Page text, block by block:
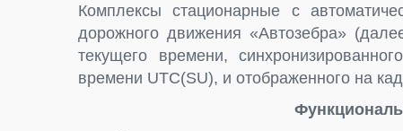
Комплексы стационарные с
дорожного движения «Автозебра»
текущего времени,
времени UTC(SU), и отображенного на